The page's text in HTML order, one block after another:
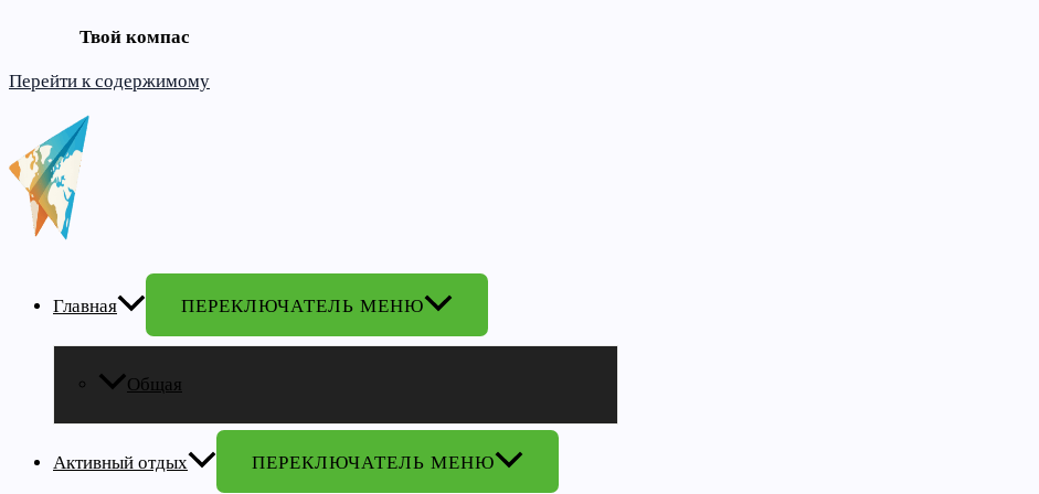
Твой компас
Перейти к содержимому
Главная ПЕРЕКЛЮЧАТЕЛЬ МЕНЮ
Общая
Активный отдых ПЕРЕКЛЮЧАТЕЛЬ МЕНЮ